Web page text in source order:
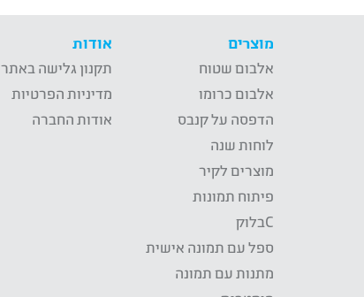
מוצרים
אלבום שטוח
אלבום כרומו
הדפסה על קנבס
לוחות שנה
מוצרים לקיר
פיתוח תמונות
Cבלוק
ספל עם תמונה אישית
מתנות עם תמונה
אודות
תקנון גלישה באתר
מדיניות הפרטיות
אודות החברה